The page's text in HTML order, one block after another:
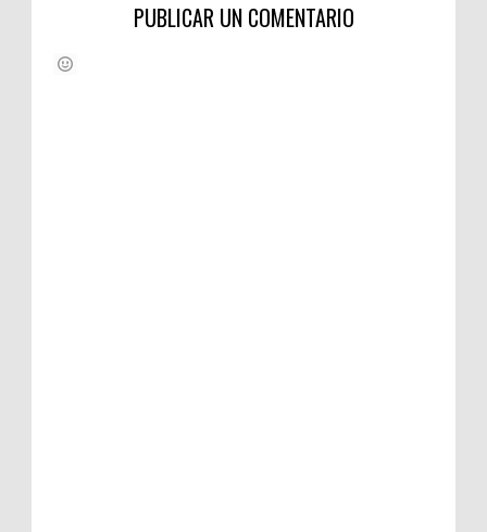
PUBLICAR UN COMENTARIO